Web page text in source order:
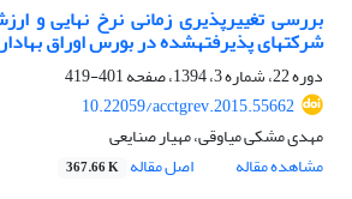
بررسی تغییرپذیری زمانی نرخ نهایی و
شرکت‎های پذیرفته‎شده در بورس اوراق بهادار تهران
دوره 22، شماره 3، 1394، صفحه
401-419
10.22059/acctgrev.2015.55662
مهدی مشکی میاوقی، مهیار صنایعی
مشاهده مقاله
اصل مقاله 367.66 K